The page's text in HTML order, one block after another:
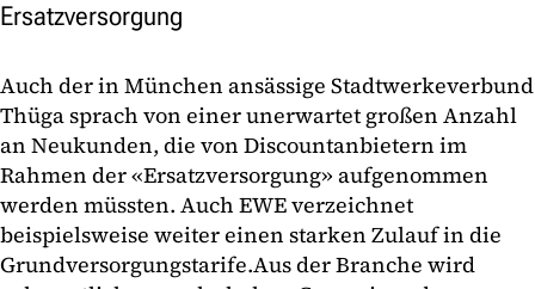
Ersatzversorgung
Auch der in München ansässige Stadtwerkeverbund
Thüga sprach von einer unerwartet großen Anzahl
an Neukunden, die von Discountanbietern im
Rahmen der «Ersatzversorgung» aufgenommen
werden müssten. Auch EWE verzeichnet
beispielsweise weiter einen starken Zulauf in die
Grundversorgungstarife.Aus der Branche wird